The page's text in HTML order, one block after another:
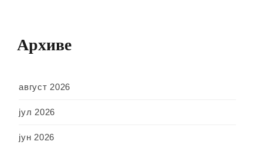
Архиве
август 2026
јул 2026
јун 2026